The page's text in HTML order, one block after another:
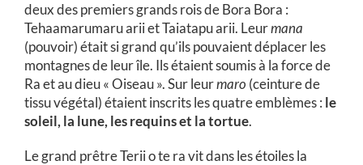
deux des premiers grands rois de Bora Bora :
Tehaamarumaru arii et Taiatapu arii. Leurmana
(pouvoir) était si grand qu’ils pouvaient déplacer les
montagnes de leur île. Ils étaient soumis à la force de
Ra et au dieu « Oiseau ». Sur leurmaro (ceinture de
tissu végétal) étaient inscrits les quatre emblèmes : le
soleil, la lune, les requins et la tortue.
Le grand prêtre Terii o te ra vit dans les étoiles la